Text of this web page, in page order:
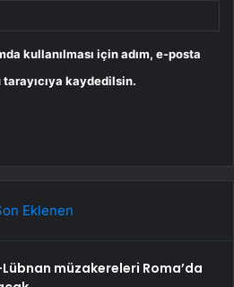
kullanılması için adım, e-posta
kaydedilsin.
Eklenen
müzakereleri Roma’da